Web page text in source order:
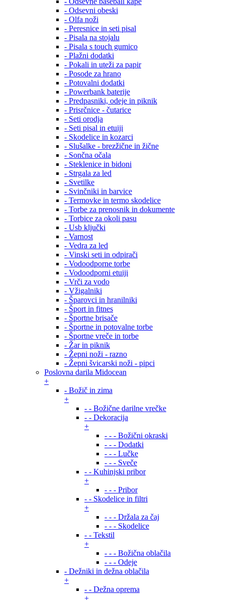
- Odsevni obeski
- Olfa noži
- Peresnice in seti pisal
- Pisala na stojalu
- Pisala s touch gumico
- Plažni dodatki
- Pokali in uteži za papir
- Posode za hrano
- Potovalni dodatki
- Powerbank baterije
- Predpasniki, odeje in piknik
- Prisrčnice - čutarice
- Seti orodja
- Seti pisal in etuiji
- Skodelice in kozarci
- Slušalke - brezžične in žične
- Sončna očala
- Steklenice in bidoni
- Strgala za led
- Svetilke
- Svinčniki in barvice
- Termovke in termo skodelice
- Torbe za prenosnik in dokumente
- Torbice za okoli pasu
- Usb ključki
- Varnost
- Vedra za led
- Vinski seti in odpirači
- Vodoodporne torbe
- Vodoodporni etuiji
- Vrči za vodo
- Vžigalniki
- Šparovci in hranilniki
- Šport in fitnes
- Športne brisače
- Športne in potovalne torbe
- Športne vreče in torbe
- Žar in piknik
- Žepni noži - razno
- Žepni švicarski noži - pipci
Poslovna darila Midocean
+
- Božič in zima
+
- - Božične darilne vrečke
- - Dekoracija
+
- - - Božični okraski
- - - Dodatki
- - - Lučke
- - - Sveče
- - Kuhinjski pribor
+
- - - Pribor
- - Skodelice in filtri
+
- - - Držala za čaj
- - - Skodelice
- - Tekstil
+
- - - Božična oblačila
- - - Odeje
- Dežniki in dežna oblačila
+
- - Dežna oprema
+